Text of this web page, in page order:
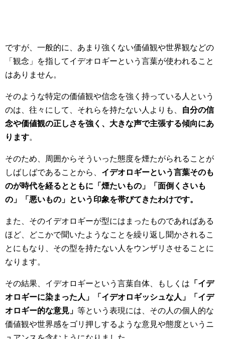
ですが、一般的に、あまり強くない価値観や世界観などの
「観念」を指してイデオロギーという言葉が使われること
はありません。
そのような特定の価値観や信念を強く持っている人という
のは、往々にして、それらを持たない人よりも、
自分の信
念や価値観の正しさを強く、大きな声で主張する傾向にあ
ります。
そのため、周囲からそういった態度を煙たがられることが
しばしばであることから、 イデオロギーという言葉そのも
のが時代を経るとともに「煙たいもの」「面倒くさいも
の」「悪いもの」という印象を帯びてきたわけです。
また、そのイデオロギーが型にはまったものであればある
ほど、どこかで聞いたようなことを繰り返し聞かされるこ
とにもなり、その型を持たない人をウンザリさせることに
なります。
その結果、イデオロギーという言葉自体、もしくは 「イデ
オロギーに染まった人」「イデオロギッシュな人」「イデ
オロギー的な意見」 等という表現には、その人の個人的な
価値観や世界感をゴリ押しするような意見や態度というニ